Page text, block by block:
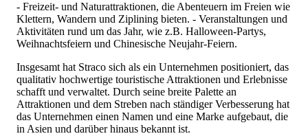
- Freizeit- und Naturattraktionen, die Abenteuern im Freien wie
Klettern, Wandern und Ziplining bieten. - Veranstaltungen und
Aktivitäten rund um das Jahr, wie z.B. Halloween-Partys,
Weihnachtsfeiern und Chinesische Neujahr-Feiern.
Insgesamt hat Straco sich als ein Unternehmen positioniert, das
qualitativ hochwertige touristische Attraktionen und Erlebnisse
schafft und verwaltet. Durch seine breite Palette an
Attraktionen und dem Streben nach ständiger Verbesserung hat
das Unternehmen einen Namen und eine Marke aufgebaut, die
in Asien und darüber hinaus bekannt ist.